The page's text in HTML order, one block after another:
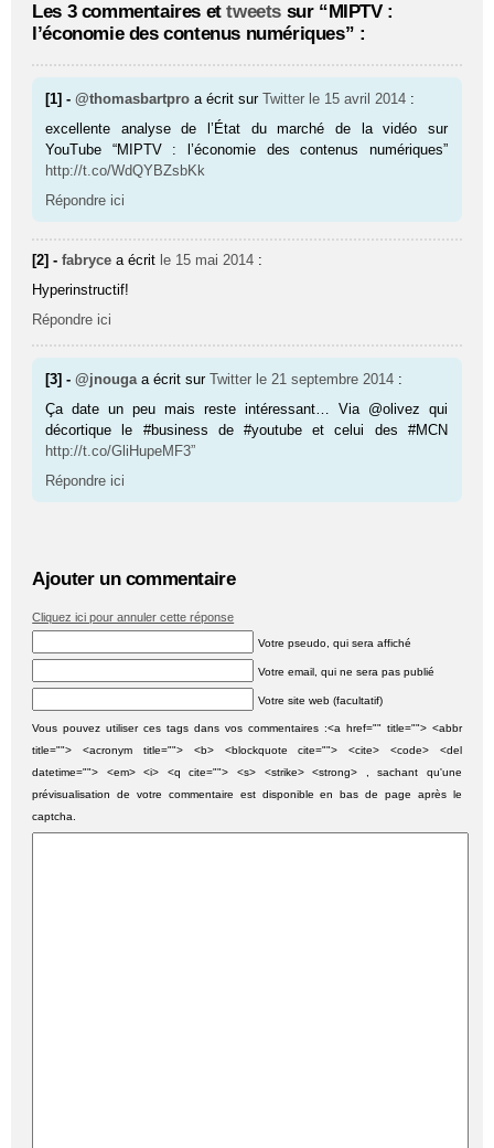
Les 3 commentaires ettweets sur “MIPTV :
l’économie des contenus numériques” :
[1] -@thomasbartpro a écrit surTwitter le 15 avril 2014 :
excellente analyse de l’État du marché de la vidéo sur
YouTube “MIPTV : l’économie des contenus numériques”
http://t.co/WdQYBZsbKk
Répondre ici
[2] -fabryce a écrit le 15 mai 2014 :
Hyperinstructif!
Répondre ici
[3] -@jnouga a écrit surTwitter le 21 septembre 2014 :
Ça date un peu mais reste intéressant… Via @olivez qui
décortique le #business de #youtube et celui des #MCN
http://t.co/GliHupeMF3”
Répondre ici
Ajouter un commentaire
Cliquez ici pour annuler cette réponse
Votre pseudo, qui sera affiché
Votre email, qui ne sera pas publié
Votre site web (facultatif)
Vous pouvez utiliser ces tags dans vos commentaires :<a href="" title=""> <abbr
title=""> <acronym title=""> <b> <blockquote cite=""> <cite> <code> <del
datetime=""> <em> <i> <q cite=""> <s> <strike> <strong> , sachant qu'une
prévisualisation de votre commentaire est disponible en bas de page après le
captcha.